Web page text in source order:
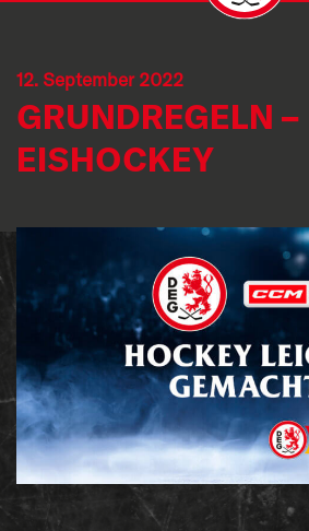
12. September 2022
GRUNDREGELN –
EISHOCKEY